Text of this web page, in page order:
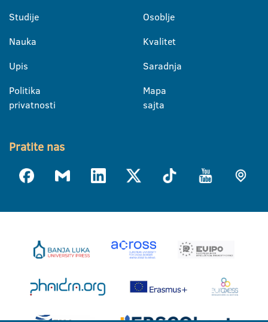
Studije
Nauka
Upis
Politika
privatnosti
Osoblje
Kvalitet
Saradnja
Mapa
sajta
Pratite nas